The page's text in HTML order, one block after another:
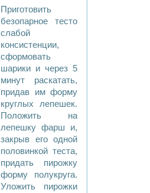
Приготовить
безопарное тесто
слабой
консистенции,
сформовать
шарики и через 5
минут раскатать,
придав им форму
круглых лепешек.
Положить на
лепешку фарш и,
закрыв его одной
половинкой теста,
придать пирожку
форму полукруга.
Уложить пирожки